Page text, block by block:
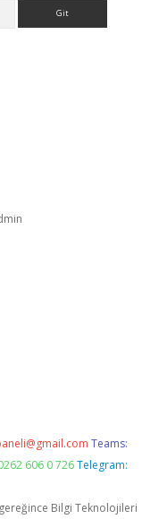
Teams:
606 0 726 Telegram:
gereğince Bilgi Teknolojileri